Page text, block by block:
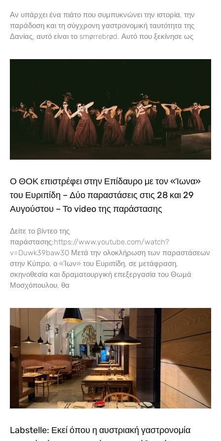
Αν υπάρχει ένα πιάτο που συμπυκνώνει την ιστορία, την
παράδοση και τη σύγχρονη γαστρονομική ταυτότητα της
Δανίας, αυτό είναι το smørrebrød. Αυτό που ξεκίνησε ως
Ο ΘΟΚ επιστρέφει στην Επίδαυρο με τον «Ίωνα»
του Ευριπίδη – Δύο παραστάσεις στις 28 και 29
Αυγούστου – Το video της παράστασης
Δείτε το βίντεο της
παράστασης:https://www.youtube.com/watch?
v=Duwk39baw30 Μετά την ολοκλήρωση των παραστάσεων
στην Κύπρο, ο «Ίων» του Ευριπίδη, σε μετάφραση,
σκηνοθεσία και δραματουργική επεξεργασία του Θωμά
Μοσχόπουλου, θα
Labstelle: Εκεί όπου η αυστριακή γαστρονομία